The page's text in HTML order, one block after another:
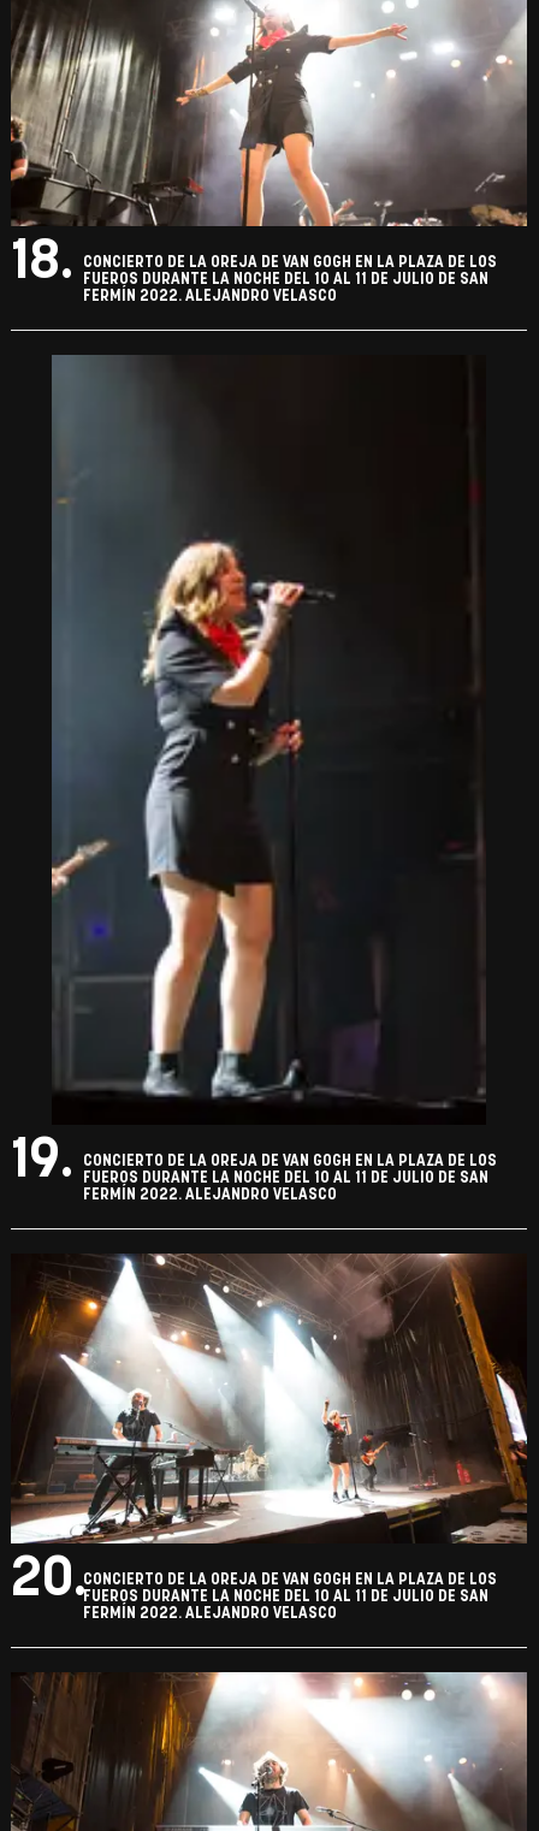
18.
CONCIERTO DE LA OREJA DE VAN GOGH EN LA PLAZA DE LOS
FUEROS DURANTE LA NOCHE DEL 10 AL 11 DE JULIO DE SAN
FERMÍN 2022. ALEJANDRO VELASCO
19.
CONCIERTO DE LA OREJA DE VAN GOGH EN LA PLAZA DE LOS
FUEROS DURANTE LA NOCHE DEL 10 AL 11 DE JULIO DE SAN
FERMÍN 2022. ALEJANDRO VELASCO
20.CONCIERTO DE LA OREJA DE VAN GOGH EN LA PLAZA DE LOS
FUEROS DURANTE LA NOCHE DEL 10 AL 11 DE JULIO DE SAN
FERMÍN 2022. ALEJANDRO VELASCO